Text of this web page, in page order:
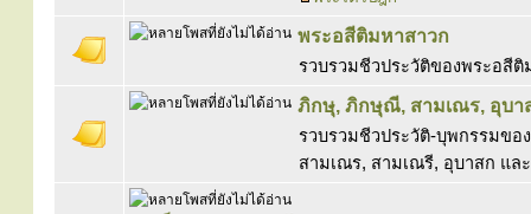
พระอสีติมหาสาวก
รวบรวมชีวประวัติของพระอสี
ภิกษุ, ภิกษุณี, สามเณร, อุบา
รวบรวมชีวประวัติ-บุพกรรมข
สามเณร, สามเณรี, อุบาสก แล